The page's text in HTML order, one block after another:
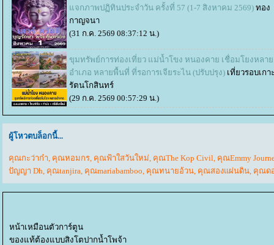
จกภาพปฏิทินประจำวัน ครั้งที่ 57 (1-7 สิงหาคม 2569) ทอง
กาญจนา
(31 ก.ค. 2569 08:37:12 น.)
ขุมทรัพย์การท่องเที่ยว แม่น้ำโขง หนองคาย เชื่อมโยงหลา
อำเภอ หลายพื้นที่ ที่รอการเจียระไน (ปรับปรุง) เที่ยวรอบเกา
รัตนโกสินทร์
(29 ก.ค. 2569 00:57:29 น.)
ผู้โหวตบล็อกนี้...
คุณกะว่าก๋า, คุณหอมกร, คุณฟ้าใสวันใหม่, คุณThe Kop Civil, คุณEmmy
ปัญญา Dh, คุณtanjira, คุณmariabamboo, คุณทนายอ้วน, คุณสองแผ่นดิน, คุณด
หน้าเหมือนตัวการ์ตูน
ของแท้ต้องแบบสิงโตปากน้ำโพจ้า